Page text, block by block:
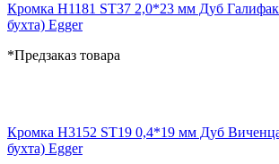
Кромка H1181 ST37 2,0*23 мм Дуб
бухта) Egger
*Предзаказ товара
Кромка H3152 ST19 0,4*19 мм Дуб
бухта) Egger